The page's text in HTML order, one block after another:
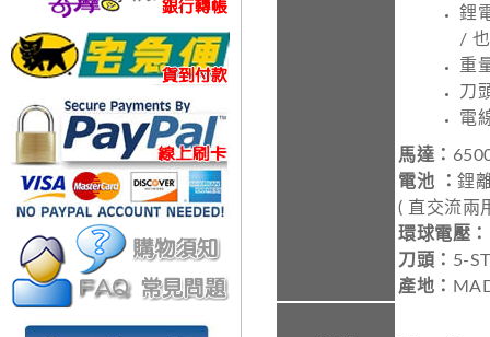
鋰
/
重
刀
電
馬達：
電池 ： 鋰
( 直交流兩
環球電壓：
刀頭： 5-
產地：